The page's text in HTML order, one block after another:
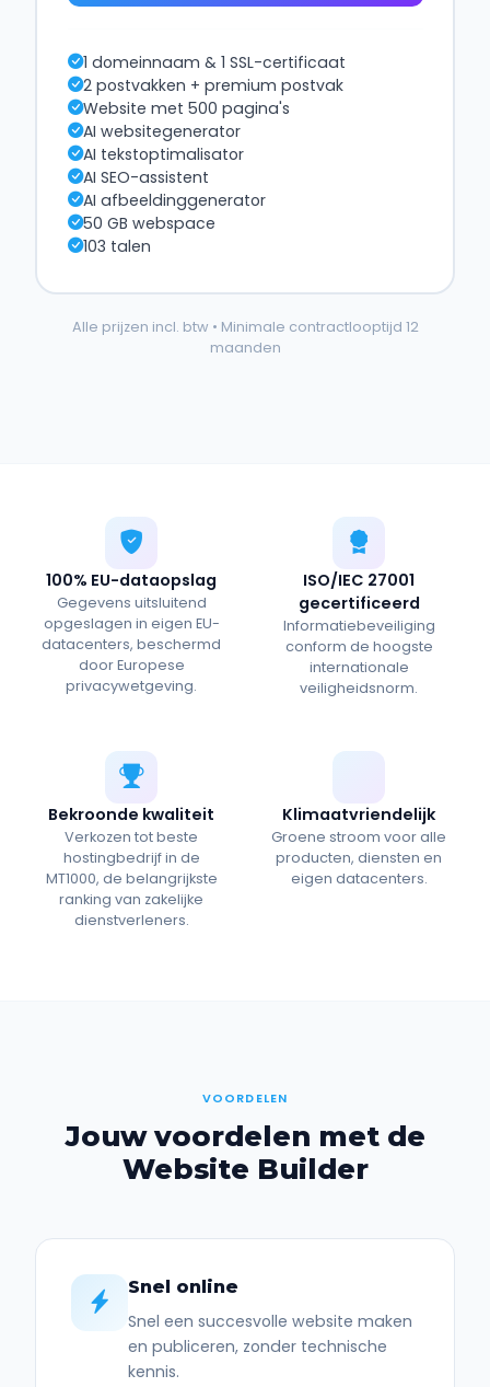
1 domeinnaam & 1 SSL-certificaat
2 postvakken + premium postvak
Website met 500 pagina's
AI websitegenerator
AI tekstoptimalisator
AI SEO-assistent
AI afbeeldinggenerator
50 GB webspace
103 talen
Alle prijzen incl. btw • Minimale contractlooptijd 12
maanden
100% EU-dataopslag
Gegevens uitsluitend
opgeslagen in eigen EU-
datacenters, beschermd
door Europese
privacywetgeving.
ISO/IEC 27001
gecertificeerd
Informatiebeveiliging
conform de hoogste
internationale
veiligheidsnorm.
Bekroonde kwaliteit
Verkozen tot beste
hostingbedrijf in de
MT1000, de belangrijkste
ranking van zakelijke
dienstverleners.
Klimaatvriendelijk
Groene stroom voor alle
producten, diensten en
eigen datacenters.
VOORDELEN
Jouw voordelen met de
Website Builder
Snel online
Snel een succesvolle website maken
en publiceren, zonder technische
kennis.